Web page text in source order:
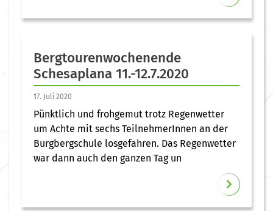
Bergtourenwochenende
Schesaplana 11.-12.7.2020
17. Juli 2020
Pünktlich und frohgemut trotz Regenwetter
um Achte mit sechs TeilnehmerInnen an der
Burgbergschule losgefahren. Das Regenwetter
war dann auch den ganzen Tag un